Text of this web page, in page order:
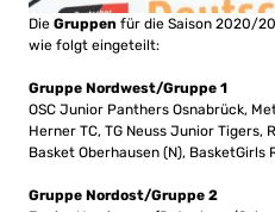
Die Gruppen für die Saison 2020/
wie folgt eingeteilt:
Gruppe Nordwest/Gruppe 1
OSC Junior Panthers Osnabrück,
Herner TC, TG Neuss Junior Tigers,
Basket Oberhausen (N), BasketGirls
Gruppe Nordost/Gruppe 2